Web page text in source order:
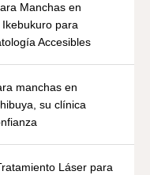
Manchas en
para
Accesibles
manchas en
su clínica
Láser para